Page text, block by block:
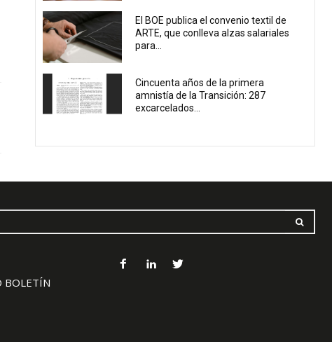
El BOE publica el convenio textil de
ARTE, que conlleva alzas salariales
para...
Cincuenta años de la primera
amnistía de la Transición: 287
excarcelados...
BOLETÍN